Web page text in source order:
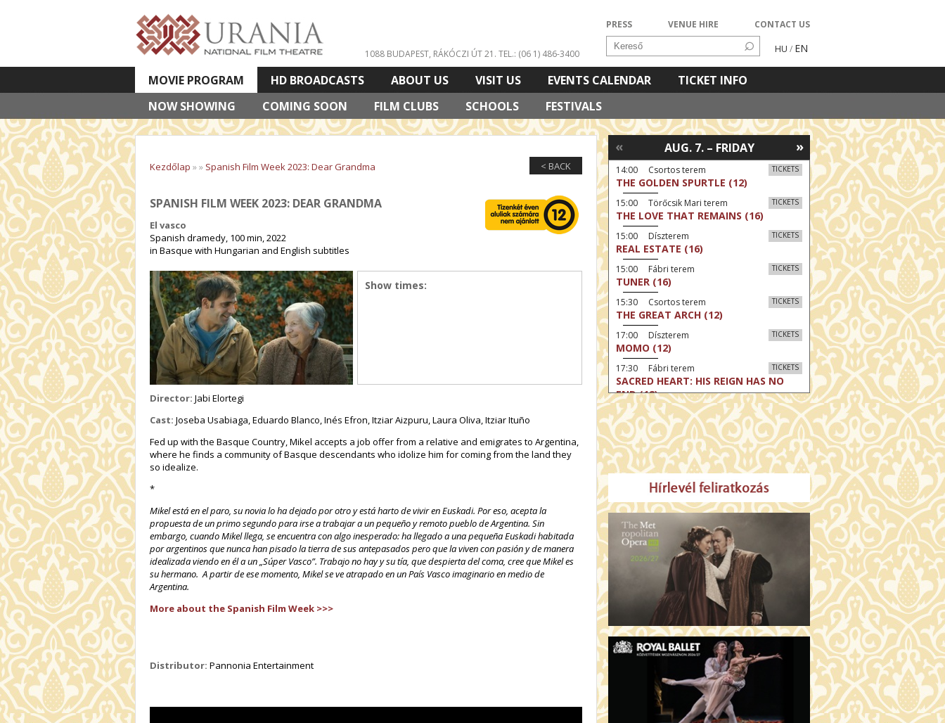
PRESS VENUE HIRE CONTACT US
HU / EN
1088 BUDAPEST, RÁKÓCZI ÚT 21. TEL.: (06 1) 486-3400
MOVIE PROGRAM
NOW SHOWING
COMING SOON FILM CLUBS SCHOOLS FESTIVALS
HD BROADCASTS ABOUT US VISIT US EVENTS CALENDAR
TICKET INFO
VETÍTETT KÉPES ELŐADÁSOK
< BACK
Kezdőlap »» Spanish Film Week 2023: Dear Grandma
SPANISH FILM WEEK 2023: DEAR GRANDMA
El vasco
Spanish dramedy, 100 min, 2022
in Basque with Hungarian and English subtitles
Show times:
Director: Jabi Elortegi
Cast: Joseba Usabiaga, Eduardo Blanco, Inés Efron, Itziar Aizpuru, Laura Oliva, Itziar Ituño
Fed up with the Basque Country, Mikel accepts a job offer from a relative and emigrates to Argentina,
where he finds a community of Basque descendants who idolize him for coming from the land they
so idealize.
*
Mikel está en el paro, su novia lo ha dejado por otro y está harto de vivir en Euskadi. Por eso, acepta la
propuesta de un primo segundo para irse a trabajar a un pequeño y remoto pueblo de Argentina. Sin
embargo, cuando Mikel llega, se encuentra con algo inesperado: ha llegado a una pequeña Euskadi habitada
por argentinos que nunca han pisado la tierra de sus antepasados pero que la viven con pasión y de manera
idealizada viendo en él a un „Súper Vasco”. Trabajo no hay y su tía, que despierta del coma, cree que Mikel es
su hermano. A partir de ese momento, Mikel se ve atrapado en un País Vasco imaginario en medio de
Argentina.
More about the Spanish Film Week >>>
Distributor: Pannonia Entertainment
»
AUG. 7. – FRIDAY
«
TICKETS
14:00 Csortos terem
THE GOLDEN SPURTLE (12)
TICKETS
15:00 Törőcsik Mari terem
THE LOVE THAT REMAINS (16)
TICKETS
15:00 Díszterem
REAL ESTATE (16)
TICKETS
15:00 Fábri terem
TUNER (16)
TICKETS
15:30 Csortos terem
THE GREAT ARCH (12)
TICKETS
17:00 Díszterem
MOMO (12)
TICKETS
17:30 Fábri terem
SACRED HEART: HIS REIGN HAS NO
END (12)
TICKETS
17:30 Törőcsik Mari terem
CALLE MALAGA (16)
TICKETS
17:30 Csortos terem
MOHÁCS – VILÁGOK HARCA (12)
19:00 Díszterem
THE ODYSSEY (16)
TICKETS
19:30 Csortos terem
THE INVITE (16)
19:30 Fábri terem
BITTER CHRISTMAS (16)
TICKETS
20:00 Törőcsik Mari terem
THE STRANGER (16)